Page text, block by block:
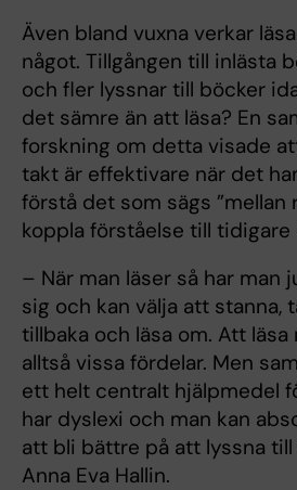
Även bland vuxna verkar
något. Tillgången till inlästa
och fler lyssnar till böcker
det sämre än att läsa? En
forskning om detta visade
takt är effektivare när det
förstå det som sägs ”mellan
koppla förståelse till tidigare
– När man läser så har man
sig och kan välja att stanna,
tillbaka och läsa om. Att
alltså vissa fördelar. Men
ett helt centralt hjälpmedel
har dyslexi och man kan
att bli bättre på att lyssna till
Anna Eva Hallin.